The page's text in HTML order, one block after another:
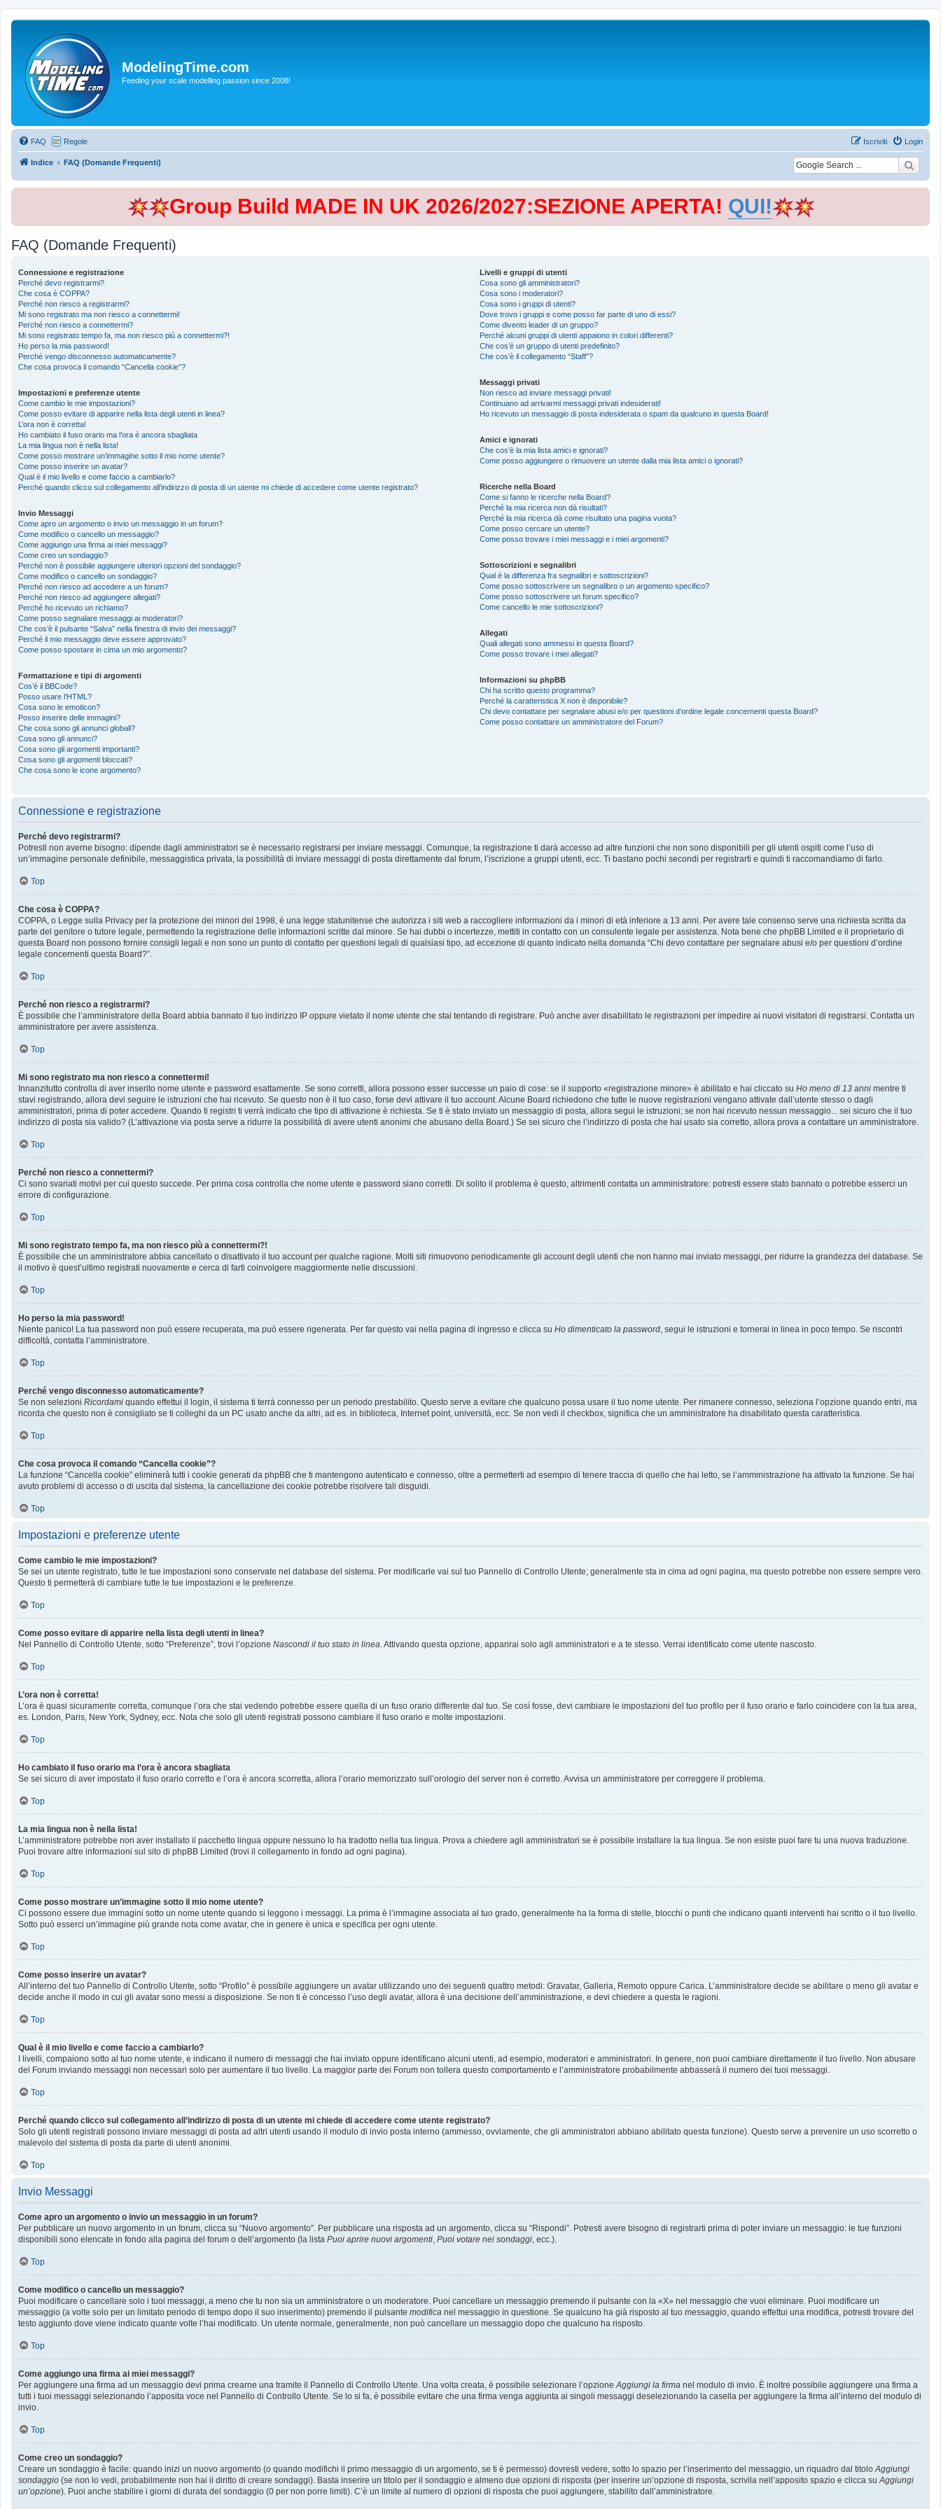
ModelingTime.com
Feeding your scale modelling passion since 2008!
FAQ Regole Login
Iscriviti
Indice FAQ (Domande Frequenti)
Group Build MADE IN UK 2026/2027:SEZIONE APERTA! QUI!
FAQ (Domande Frequenti)
Connessione e registrazione
Perché devo registrarmi?
Che cosa è COPPA?
Perché non riesco a registrarmi?
Mi sono registrato ma non riesco a connettermi!
Perché non riesco a connettermi?
Mi sono registrato tempo fa, ma non riesco più a connettermi?!
Ho perso la mia password!
Perché vengo disconnesso automaticamente?
Che cosa provoca il comando “Cancella cookie”?
Impostazioni e preferenze utente
Come cambio le mie impostazioni?
Come posso evitare di apparire nella lista degli utenti in linea?
L’ora non è corretta!
Ho cambiato il fuso orario ma l’ora è ancora sbagliata
La mia lingua non è nella lista!
Come posso mostrare un’immagine sotto il mio nome utente?
Come posso inserire un avatar?
Qual è il mio livello e come faccio a cambiarlo?
Perché quando clicco sul collegamento all’indirizzo di posta di un utente mi chiede di accedere come utente registrato?
Invio Messaggi
Come apro un argomento o invio un messaggio in un forum?
Come modifico o cancello un messaggio?
Come aggiungo una firma ai miei messaggi?
Come creo un sondaggio?
Perché non è possibile aggiungere ulteriori opzioni del sondaggio?
Come modifico o cancello un sondaggio?
Perché non riesco ad accedere a un forum?
Perché non riesco ad aggiungere allegati?
Perché ho ricevuto un richiamo?
Come posso segnalare messaggi ai moderatori?
Che cos’è il pulsante “Salva” nella finestra di invio dei messaggi?
Perché il mio messaggio deve essere approvato?
Come posso spostare in cima un mio argomento?
Formattazione e tipi di argomenti
Cos’è il BBCode?
Posso usare l’HTML?
Cosa sono le emoticon?
Posso inserire delle immagini?
Che cosa sono gli annunci globali?
Cosa sono gli annunci?
Cosa sono gli argomenti importanti?
Cosa sono gli argomenti bloccati?
Che cosa sono le icone argomento?
Livelli e gruppi di utenti
Cosa sono gli amministratori?
Cosa sono i moderatori?
Cosa sono i gruppi di utenti?
Dove trovo i gruppi e come posso far parte di uno di essi?
Come divento leader di un gruppo?
Perché alcuni gruppi di utenti appaiono in colori differenti?
Che cos’è un gruppo di utenti predefinito?
Che cos’è il collegamento “Staff”?
Messaggi privati
Non riesco ad inviare messaggi privati!
Continuano ad arrivarmi messaggi privati indesiderati!
Ho ricevuto un messaggio di posta indesiderata o spam da qualcuno in questa Board!
Amici e ignorati
Che cos’è la mia lista amici e ignorati?
Come posso aggiungere o rimuovere un utente dalla mia lista amici o ignorati?
Ricerche nella Board
Come si fanno le ricerche nella Board?
Perché la mia ricerca non dà risultati?
Perché la mia ricerca dà come risultato una pagina vuota?
Come posso cercare un utente?
Come posso trovare i miei messaggi e i miei argomenti?
Sottoscrizioni e segnalibri
Qual è la differenza fra segnalibri e sottoscrizioni?
Come posso sottoscrivere un segnalibro o un argomento specifico?
Come posso sottoscrivere un forum specifico?
Come cancello le mie sottoscrizioni?
Allegati
Quali allegati sono ammessi in questa Board?
Come posso trovare i miei allegati?
Informazioni su phpBB
Chi ha scritto questo programma?
Perché la caratteristica X non è disponibile?
Chi devo contattare per segnalare abusi e/o per questioni d’ordine legale concernenti questa Board?
Come posso contattare un amministratore del Forum?
Connessione e registrazione
Perché devo registrarmi?
Potresti non averne bisogno: dipende dagli amministratori se è necessario registrarsi per inviare messaggi. Comunque, la registrazione ti darà accesso ad altre funzioni che non sono disponibili per gli utenti ospiti come l’uso di
un’immagine personale definibile, messaggistica privata, la possibilità di inviare messaggi di posta direttamente dal forum, l’iscrizione a gruppi utenti, ecc. Ti bastano pochi secondi per registrarti e quindi ti raccomandiamo di farlo.
Top
Che cosa è COPPA?
COPPA, o Legge sulla Privacy per la protezione dei minori del 1998, è una legge statunitense che autorizza i siti web a raccogliere informazioni da i minori di età inferiore a 13 anni. Per avere tale consenso serve una richiesta scritta da
parte del genitore o tutore legale, permettendo la registrazione delle informazioni scritte dal minore. Se hai dubbi o incertezze, mettiti in contatto con un consulente legale per assistenza. Nota bene che phpBB Limited e il proprietario di
questa Board non possono fornire consigli legali e non sono un punto di contatto per questioni legali di qualsiasi tipo, ad eccezione di quanto indicato nella domanda “Chi devo contattare per segnalare abusi e/o per questioni d’ordine
legale concernenti questa Board?”.
Top
Perché non riesco a registrarmi?
È possibile che l’amministratore della Board abbia bannato il tuo indirizzo IP oppure vietato il nome utente che stai tentando di registrare. Può anche aver disabilitato le registrazioni per impedire ai nuovi visitatori di registrarsi. Contatta un
amministratore per avere assistenza.
Top
Mi sono registrato ma non riesco a connettermi!
Innanzitutto controlla di aver inserito nome utente e password esattamente. Se sono corretti, allora possono esser successe un paio di cose: se il supporto «registrazione minore» è abilitato e hai cliccato su Ho meno di 13 anni mentre ti
stavi registrando, allora devi seguire le istruzioni che hai ricevuto. Se questo non è il tuo caso, forse devi attivare il tuo account. Alcune Board richiedono che tutte le nuove registrazioni vengano attivate dall’utente stesso o dagli
amministratori, prima di poter accedere. Quando ti registri ti verrà indicato che tipo di attivazione è richiesta. Se ti è stato inviato un messaggio di posta, allora segui le istruzioni; se non hai ricevuto nessun messaggio... sei sicuro che il tuo
indirizzo di posta sia valido? (L’attivazione via posta serve a ridurre la possibilità di avere utenti anonimi che abusano della Board.) Se sei sicuro che l’indirizzo di posta che hai usato sia corretto, allora prova a contattare un amministratore.
Top
Perché non riesco a connettermi?
Ci sono svariati motivi per cui questo succede. Per prima cosa controlla che nome utente e password siano corretti. Di solito il problema è questo, altrimenti contatta un amministratore: potresti essere stato bannato o potrebbe esserci un
errore di configurazione.
Top
Mi sono registrato tempo fa, ma non riesco più a connettermi?!
È possibile che un amministratore abbia cancellato o disattivato il tuo account per qualche ragione. Molti siti rimuovono periodicamente gli account degli utenti che non hanno mai inviato messaggi, per ridurre la grandezza del database. Se
il motivo è quest’ultimo registrati nuovamente e cerca di farti coinvolgere maggiormente nelle discussioni.
Top
Ho perso la mia password!
Niente panico! La tua password non può essere recuperata, ma può essere rigenerata. Per far questo vai nella pagina di ingresso e clicca su Ho dimenticato la password, segui le istruzioni e tornerai in linea in poco tempo. Se riscontri
difficoltà, contatta l’amministratore.
Top
Perché vengo disconnesso automaticamente?
Se non selezioni Ricordami quando effettui il login, il sistema ti terrà connesso per un periodo prestabilito. Questo serve a evitare che qualcuno possa usare il tuo nome utente. Per rimanere connesso, seleziona l’opzione quando entri, ma
ricorda che questo non è consigliato se ti colleghi da un PC usato anche da altri, ad es. in biblioteca, Internet point, università, ecc. Se non vedi il checkbox, significa che un amministratore ha disabilitato questa caratteristica.
Top
Che cosa provoca il comando “Cancella cookie”?
La funzione “Cancella cookie” eliminerà tutti i cookie generati da phpBB che ti mantengono autenticato e connesso, oltre a permetterti ad esempio di tenere traccia di quello che hai letto, se l’amministrazione ha attivato la funzione. Se hai
avuto problemi di accesso o di uscita dal sistema, la cancellazione dei cookie potrebbe risolvere tali disguidi.
Top
Impostazioni e preferenze utente
Come cambio le mie impostazioni?
Se sei un utente registrato, tutte le tue impostazioni sono conservate nel database del sistema. Per modificarle vai sul tuo Pannello di Controllo Utente; generalmente sta in cima ad ogni pagina, ma questo potrebbe non essere sempre vero.
Questo ti permetterà di cambiare tutte le tue impostazioni e le preferenze.
Top
Come posso evitare di apparire nella lista degli utenti in linea?
Nel Pannello di Controllo Utente, sotto “Preferenze”, trovi l’opzione Nascondi il tuo stato in linea. Attivando questa opzione, apparirai solo agli amministratori e a te stesso. Verrai identificato come utente nascosto.
Top
L’ora non è corretta!
L’ora è quasi sicuramente corretta, comunque l’ora che stai vedendo potrebbe essere quella di un fuso orario differente dal tuo. Se così fosse, devi cambiare le impostazioni del tuo profilo per il fuso orario e farlo coincidere con la tua area,
es. London, Paris, New York, Sydney, ecc. Nota che solo gli utenti registrati possono cambiare il fuso orario e molte impostazioni.
Top
Ho cambiato il fuso orario ma l’ora è ancora sbagliata
Se sei sicuro di aver impostato il fuso orario corretto e l’ora è ancora scorretta, allora l’orario memorizzato sull’orologio del server non è corretto. Avvisa un amministratore per correggere il problema.
Top
La mia lingua non è nella lista!
L’amministratore potrebbe non aver installato il pacchetto lingua oppure nessuno lo ha tradotto nella tua lingua. Prova a chiedere agli amministratori se è possibile installare la tua lingua. Se non esiste puoi fare tu una nuova traduzione.
Puoi trovare altre informazioni sul sito di phpBB Limited (trovi il collegamento in fondo ad ogni pagina).
Top
Come posso mostrare un’immagine sotto il mio nome utente?
Ci possono essere due immagini sotto un nome utente quando si leggono i messaggi. La prima è l’immagine associata al tuo grado, generalmente ha la forma di stelle, blocchi o punti che indicano quanti interventi hai scritto o il tuo livello.
Sotto può esserci un’immagine più grande nota come avatar, che in genere è unica e specifica per ogni utente.
Top
Come posso inserire un avatar?
All’interno del tuo Pannello di Controllo Utente, sotto “Profilo” è possibile aggiungere un avatar utilizzando uno dei seguenti quattro metodi: Gravatar, Galleria, Remoto oppure Carica. L’amministratore decide se abilitare o meno gli avatar e
decide anche il modo in cui gli avatar sono messi a disposizione. Se non ti è concesso l’uso degli avatar, allora è una decisione dell’amministrazione, e devi chiedere a questa le ragioni.
Top
Qual è il mio livello e come faccio a cambiarlo?
I livelli, compaiono sotto al tuo nome utente, e indicano il numero di messaggi che hai inviato oppure identificano alcuni utenti, ad esempio, moderatori e amministratori. In genere, non puoi cambiare direttamente il tuo livello. Non abusare
del Forum inviando messaggi non necessari solo per aumentare il tuo livello. La maggior parte dei Forum non tollera questo comportamento e l’amministratore probabilmente abbasserà il numero dei tuoi messaggi.
Top
Perché quando clicco sul collegamento all’indirizzo di posta di un utente mi chiede di accedere come utente registrato?
Solo gli utenti registrati possono inviare messaggi di posta ad altri utenti usando il modulo di invio posta interno (ammesso, ovviamente, che gli amministratori abbiano abilitato questa funzione). Questo serve a prevenire un uso scorretto o
malevolo del sistema di posta da parte di utenti anonimi.
Top
Invio Messaggi
Come apro un argomento o invio un messaggio in un forum?
Per pubblicare un nuovo argomento in un forum, clicca su “Nuovo argomento”. Per pubblicare una risposta ad un argomento, clicca su “Rispondi”. Potresti avere bisogno di registrarti prima di poter inviare un messaggio: le tue funzioni
disponibili sono elencate in fondo alla pagina del forum o dell’argomento (la lista Puoi aprire nuovi argomenti, Puoi votare nei sondaggi, ecc.).
Top
Come modifico o cancello un messaggio?
Puoi modificare o cancellare solo i tuoi messaggi, a meno che tu non sia un amministratore o un moderatore. Puoi cancellare un messaggio premendo il pulsante con la «X» nel messaggio che vuoi eliminare. Puoi modificare un
messaggio (a volte solo per un limitato periodo di tempo dopo il suo inserimento) premendo il pulsante modifica nel messaggio in questione. Se qualcuno ha già risposto al tuo messaggio, quando effettui una modifica, potresti trovare del
testo aggiunto dove viene indicato quante volte l’hai modificato. Un utente normale, generalmente, non può cancellare un messaggio dopo che qualcuno ha risposto.
Top
Come aggiungo una firma ai miei messaggi?
Per aggiungere una firma ad un messaggio devi prima crearne una tramite il Pannello di Controllo Utente. Una volta creata, è possibile selezionare l’opzioneAggiungi la firma nel modulo di invio. È inoltre possibile aggiungere una firma a
tutti i tuoi messaggi selezionando l’apposita voce nel Pannello di Controllo Utente. Se lo si fa, è possibile evitare che una firma venga aggiunta ai singoli messaggi deselezionando la casella per aggiungere la firma all’interno del modulo di
invio.
Top
Come creo un sondaggio?
Creare un sondaggio è facile: quando inizi un nuovo argomento (o quando modifichi il primo messaggio di un argomento, se ti è permesso) dovresti vedere, sotto lo spazio per l’inserimento del messaggio, un riquadro dal titoloAggiungi
sondaggio (se non lo vedi, probabilmente non hai il diritto di creare sondaggi). Basta inserire un titolo per il sondaggio e almeno due opzioni di risposta (per inserire un’opzione di risposta, scrivila nell’apposito spazio e clicca suAggiungi
un’opzione). Puoi anche stabilire i giorni di durata del sondaggio (0 per non porre limiti). C’è un limite al numero di opzioni di risposta che puoi aggiungere, stabilito dall’amministratore.